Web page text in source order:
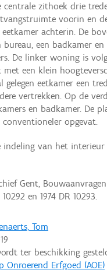
centrale zithoek drie
voorin en
eetkamer achterin. De
bureau, een badkamer en
De linker woning is
met een klein
gelegen eetkamer een
vertrekken. Op de
en badkamer. De
conventioneler opgevat.
indeling van het
Gent,
10292 en 1974 DR 10293.
Tom
ter beschikking
Onroerend Erfgoed (AOE)